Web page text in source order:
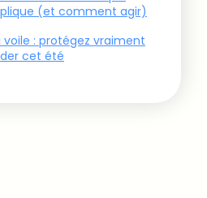
(et comment agir)
: protégez vraiment
cet été